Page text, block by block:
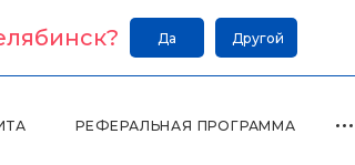
? Да Другой
РЕФЕРАЛЬНАЯ ПРОГРАММА